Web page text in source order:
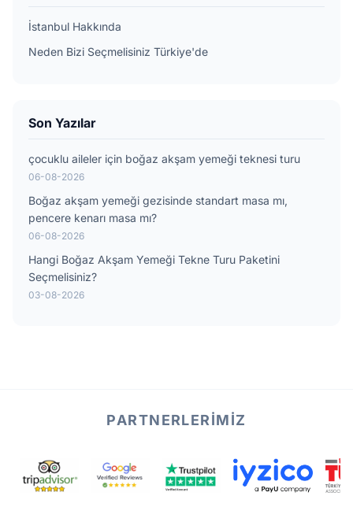
İstanbul Hakkında
Neden Bizi Seçmelisiniz Türkiye'de
Son Yazılar
çocuklu aileler için boğaz akşam yemeği teknesi turu
06-08-2026
Boğaz akşam yemeği gezisinde standart masa mı,
pencere kenarı masa mı?
06-08-2026
Hangi Boğaz Akşam Yemeği Tekne Turu Paketini
Seçmelisiniz?
03-08-2026
PARTNERLERIMIZ